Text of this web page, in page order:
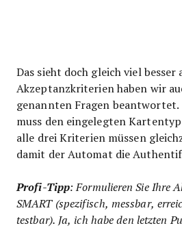
Das sieht doch gleich viel besser
Akzeptanzkriterien haben wir
genannten Fragen beantwortet.
muss den eingelegten
alle drei Kriterien müssen
damit der Automat die
Profi-Tipp: Formulieren Sie Ihre
SMART (spezifisch, messbar,
testbar). Ja, ich habe den letzten